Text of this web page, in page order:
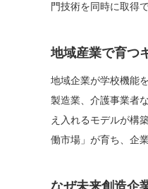
門技術を同時に取得
地域産業で育つ
地域企業が学校機能
製造業、介護事業者
え入れるモデルが構
働市場」が育ち、企
なぜ未来創造企